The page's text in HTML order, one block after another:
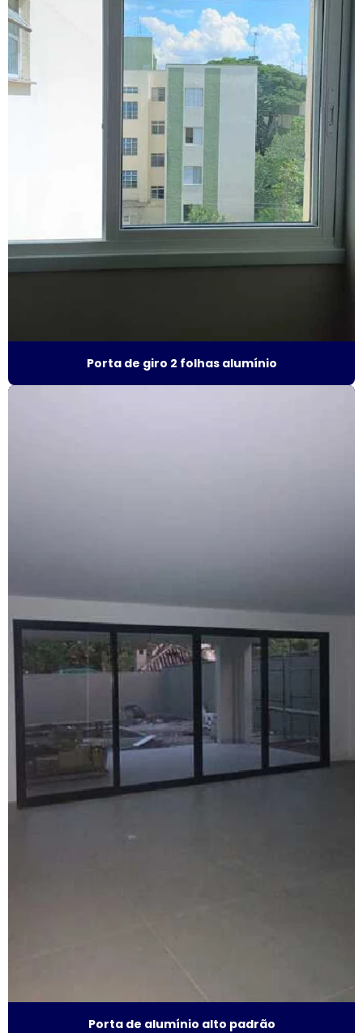
Esquadrias acústicas
Esquadrias acústicas de alumínio
Esquadrias de alto padrão
Esquadrias alumínio acústicas
Esquadrias de alumínio alto padrão
Esquadrias de alumínio fábrica
Esquadrias de alumínio isolamento acústico
Esquadrias de alumínio maxim ar
Esquadrias de alumínio valor
Esquadrias anti ruído
Esquadrias condomínio
Esquadrias com isolamento acústico
Esquadrias com persianas integradas
Esquadrias termo acústicas
Fábrica de esquadrias
Fábrica de janela de alumínio sobreposta
Porta de giro 2 folhas alumínio
Porta de alumínio alto padrão